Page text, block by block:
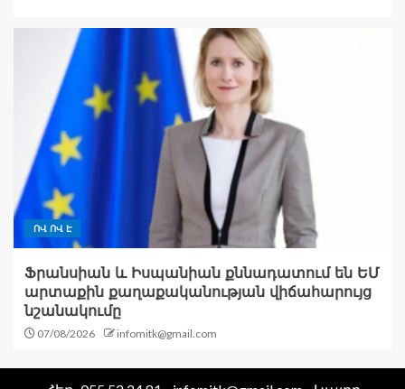
ՈՎ ՈՎ Է
Ֆրանսիան և Իսպանիան քննադատում են ԵՄ
արտաքին քաղաքականության վիճահարույց
նշանակումը
07/08/2026 infomitk@gmail.com